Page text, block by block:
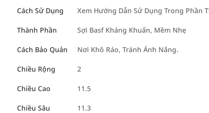
Cách Sử Dụng Xem Hướng Dẫn Sử Dụng Trong Phần
Thành Phần Sợi Basf Kháng Khuẩn, Mềm Nhẹ
Cách Bảo Quản Nơi Khô Ráo, Tránh Ánh Nắng.
Chiều Rộng 2
Chiều Cao 11.5
Chiều Sâu 11.3